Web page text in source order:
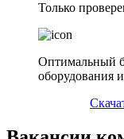
Только
Оптимальный
оборудования